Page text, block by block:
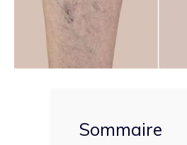
Sommaire